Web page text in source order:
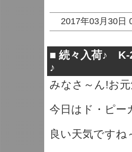
2017年03月30日
■ 続々入荷♪ K-
♪
みなさ～ん!お
今日はド・ピー
良い天気ですね